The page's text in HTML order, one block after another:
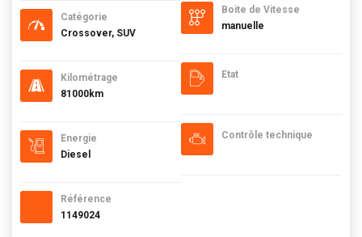
Catégorie
Crossover, SUV
Kilométrage
81000km
Energie
Diesel
Référence
1149024
Boite de Vitesse
manuelle
Etat
Contrôle technique